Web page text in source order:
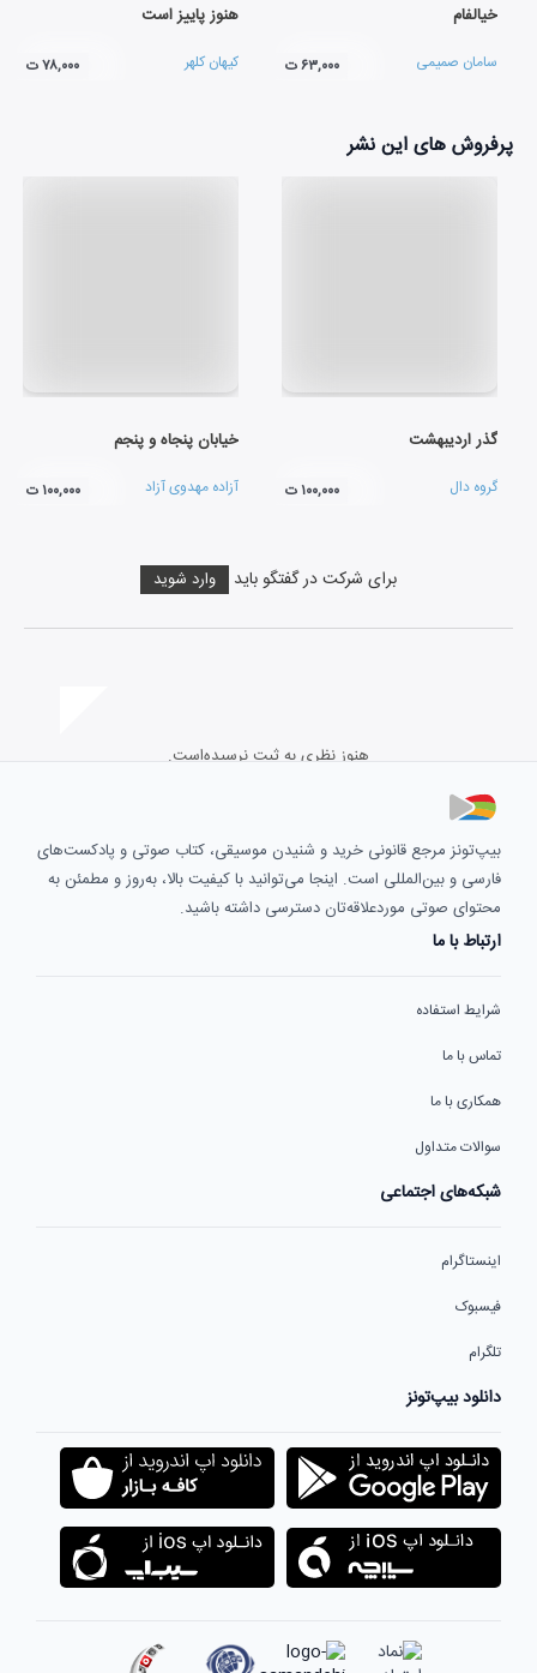
خیالفام
سامان صمیمی ۶۳,۰۰۰ ت
هنوز پاییز است
کیهان کلهر ۷۸,۰۰۰ ت
پرفروش های این نشر
گذر اردیبهشت
گروه دال ۱۰۰,۰۰۰ ت
خیابان پنجاه و پنجم
آزاده مهدوی آزاد ۱۰۰,۰۰۰ ت
برای شرکت در گفتگو باید وارد شوید
هنوز نظری به ثبت نرسیده‌است.
بیپ‌تونز مرجع قانونی خرید و شنیدن موسیقی، کتاب صوتی و پادکست‌های
فارسی و بین‌المللی است. اینجا می‌توانید با کیفیت بالا، به‌روز و مطمئن به
محتوای صوتی موردعلاقه‌تان دسترسی داشته باشید.
ارتباط با ما
شرایط استفاده
تماس با ما
همکاری با ما
سوالات متداول
شبکه‌های اجتماعی
اینستاگرام
فیسبوک
تلگرام
دانلود بیپ‌تونز